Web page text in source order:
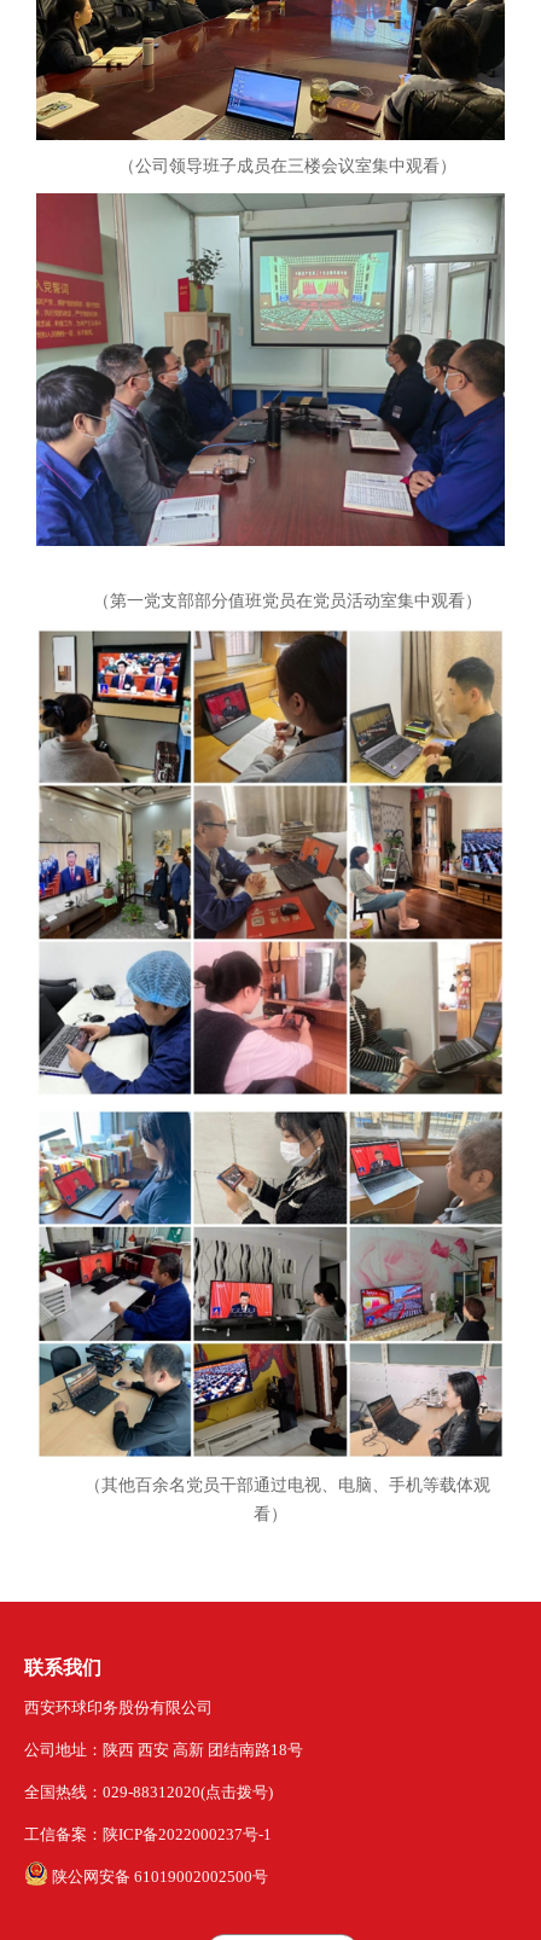
（公司领导班子成员在三楼会议室集中观看）
（第一党支部部分值班党员在党员活动室集中观看）
（其他百余名党员干部通过电视、电脑、手机等载体观
看）
联系我们
西安环球印务股份有限公司
公司地址：陕西 西安 高新 团结南路18号
全国热线：029-88312020(点击拨号)
工信备案：陕ICP备2022000237号-1
陕公网安备 61019002002500号